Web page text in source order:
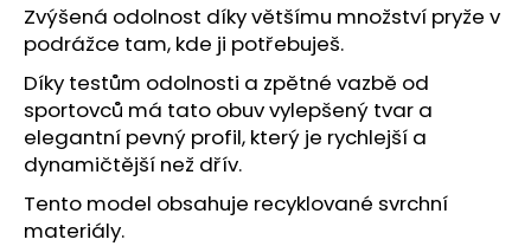
Zvýšená odolnost díky většímu množství pryže v
podrážce tam, kde ji potřebuješ.
Díky testům odolnosti a zpětné vazbě od
sportovců má tato obuv vylepšený tvar a
elegantní pevný profil, který je rychlejší a
dynamičtější než dřív.
Tento model obsahuje recyklované svrchní
materiály.
7
990
Kč